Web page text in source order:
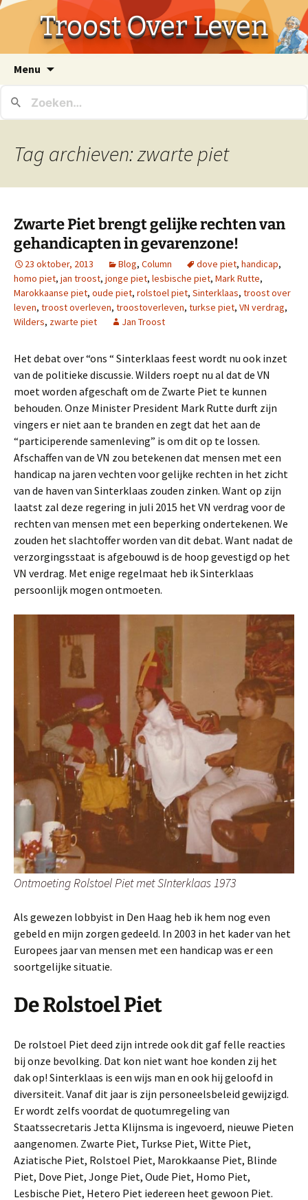
Troost Over Leven
Menu
inhoud
Tag archieven: zwarte piet
Zwarte Piet brengt gelijke rechten van
gehandicapten in gevarenzone!
23 oktober, 2013 Blog, Column dove piet, handicap,
homo piet, jan troost, jonge piet, lesbische piet, Mark Rutte,
Marokkaanse piet, oude piet, rolstoel piet, Sinterklaas, troost over
leven, troost overleven, troostoverleven, turkse piet, VN verdrag,
Wilders, zwarte piet Jan Troost
Het debat over “ons “ Sinterklaas feest wordt nu ook inzet
van de politieke discussie. Wilders roept nu al dat de VN
moet worden afgeschaft om de Zwarte Piet te kunnen
behouden. Onze Minister President Mark Rutte durft zijn
vingers er niet aan te branden en zegt dat het aan de
“participerende samenleving” is om dit op te lossen.
Afschaffen van de VN zou betekenen dat mensen met een
handicap na jaren vechten voor gelijke rechten in het zicht
van de haven van Sinterklaas zouden zinken. Want op zijn
laatst zal deze regering in juli 2015 het VN verdrag voor de
rechten van mensen met een beperking ondertekenen. We
zouden het slachtoffer worden van dit debat. Want nadat de
verzorgingsstaat is afgebouwd is de hoop gevestigd op het
VN verdrag. Met enige regelmaat heb ik Sinterklaas
persoonlijk mogen ontmoeten.
Ontmoeting Rolstoel Piet met SInterklaas 1973
Als gewezen lobbyist in Den Haag heb ik hem nog even
gebeld en mijn zorgen gedeeld. In 2003 in het kader van het
Europees jaar van mensen met een handicap was er een
soortgelijke situatie.
De Rolstoel Piet
De rolstoel Piet deed zijn intrede ook dit gaf felle reacties
bij onze bevolking. Dat kon niet want hoe konden zij het
dak op! Sinterklaas is een wijs man en ook hij geloofd in
diversiteit. Vanaf dit jaar is zijn personeelsbeleid gewijzigd.
Er wordt zelfs voordat de quotumregeling van
Staatssecretaris Jetta Klijnsma is ingevoerd, nieuwe Pieten
aangenomen. Zwarte Piet, Turkse Piet, Witte Piet,
Aziatische Piet, Rolstoel Piet, Marokkaanse Piet, Blinde
Piet, Dove Piet, Jonge Piet, Oude Piet, Homo Piet,
Lesbische Piet, Hetero Piet iedereen heet gewoon Piet.